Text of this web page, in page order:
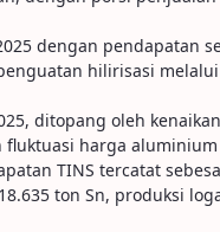
dengan pendapatan
hilirisasi
ditopang oleh
fluktuasi harga
TINS tercatat
ton Sn, produksi